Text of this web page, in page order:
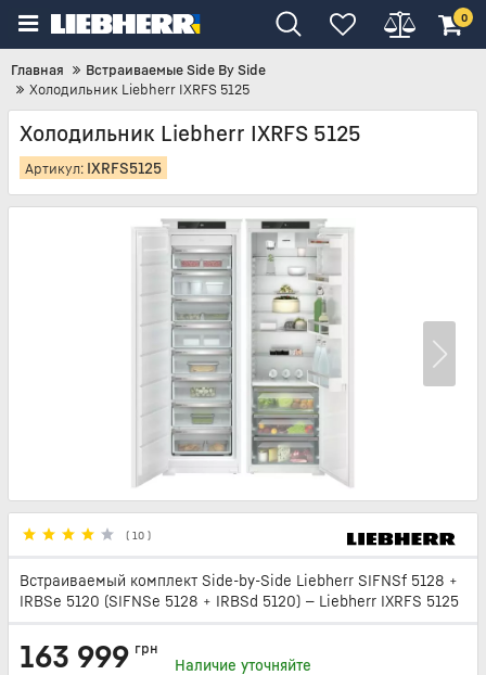
0
Главная
Встраиваемые Side By Side
Холодильник Liebherr IXRFS 5125
Холодильник Liebherr IXRFS 5125
Артикул: IXRFS5125
( 10 )
Встраиваемый комплект Side-by-Side Liebherr SIFNSf 5128 +
IRBSe 5120 (SIFNSe 5128 + IRBSd 5120) — Liebherr IXRFS 5125
163 999 грн
Наличие уточняйте